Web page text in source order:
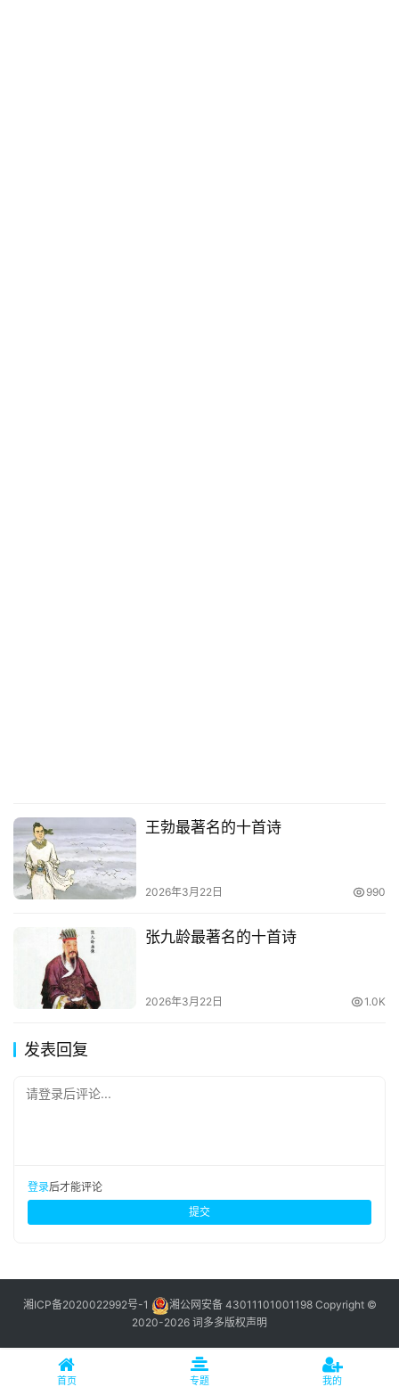
王勃最著名的十首诗
2026年3月22日 990
张九龄最著名的十首诗
2026年3月22日 1.0K
发表回复
请登录后评论...
登录后才能评论
提交
湘ICP备2020022992号-1 湘公网安备 43011101001198Copyright ©
2020-2026 词多多版权声明
首页 专题 我的